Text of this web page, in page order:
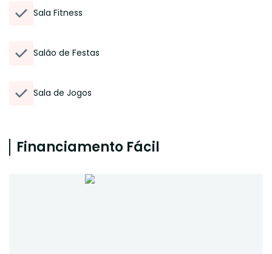
Sala Fitness
Salão de Festas
Sala de Jogos
Financiamento Fácil